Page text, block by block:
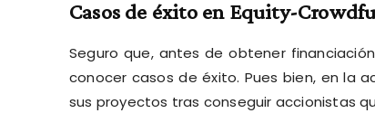
Casos de éxito en Equity-
Seguro que, antes de obtener
conocer casos de éxito. Pues bien, en la
sus proyectos tras conseguir accionistas